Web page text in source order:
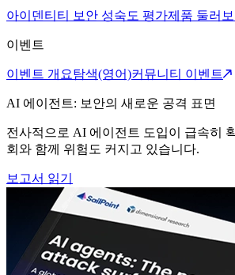
아이덴티티 보안 성숙도 평가제품 둘러
이벤트
이벤트 개요탐색(영어)커뮤니티 이벤트
AI 에이전트: 보안의 새로운 공격 표면
전사적으로 AI 에이전트 도입이 급속히
회와 함께 위험도 커지고 있습니다.
보고서 읽기